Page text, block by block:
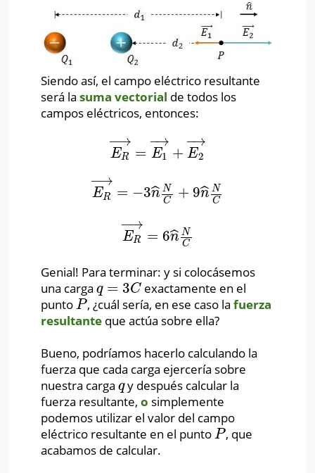
Siendo así, el campo eléctrico resultante
será la suma vectorial de todos los
campos eléctricos, entonces:
ER
−→
= E1
−→
+ E2
−→
ER→ =E 1→ +E2→
ER
−→
= −3n
ˆ N
C
+ 9n
ˆ N
C
ER→ =− 3n^NC+ 9n ^NC
ER
−→
= 6n
ˆ N
C
ER→ =6 n^NC
Genial! Para terminar: y si colocásemos
una carga q = 3C
q =3 C
exactamente en el
punto P
P , ¿cuál sería, en ese caso lafuerza
resultante que actúa sobre ella?
Bueno, podríamos hacerlo calculando la
fuerza que cada carga ejercería sobre
nuestra carga q
qy después calcular la
fuerza resultante, o simplemente
podemos utilizar el valor del campo
eléctrico resultante en el punto P
P , que
acabamos de calcular.